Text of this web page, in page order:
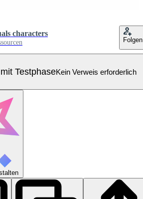
characters
Folgen
TestphaseKein Verweis erforderlich